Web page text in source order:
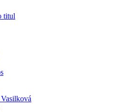
titul